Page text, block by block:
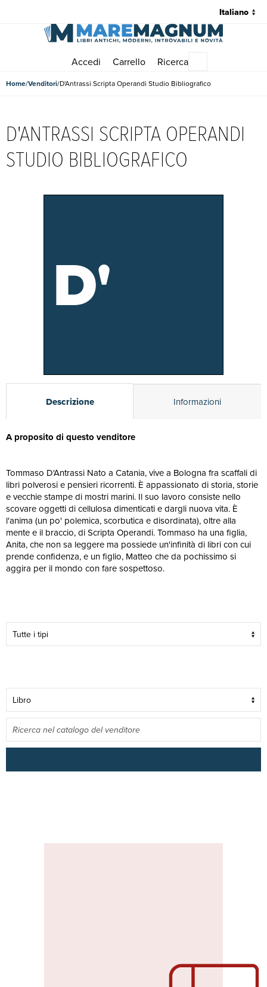
Accedi Carrello Ricerca
Home Venditori D'Antrassi Scripta Operandi Studio Bibliografico
D'ANTRASSI SCRIPTA OPERANDI
STUDIO BIBLIOGRAFICO
D'
Descrizione Informazioni
A proposito di questo venditore
Tommaso D'Antrassi Nato a Catania, vive a Bologna fra scaffali di
libri polverosi e pensieri ricorrenti. È appassionato di storia, storie
e vecchie stampe di mostri marini. Il suo lavoro consiste nello
scovare oggetti di cellulosa dimenticati e dargli nuova vita. È
l'anima (un po' polemica, scorbutica e disordinata), oltre alla
mente e il braccio, di Scripta Operandi. Tommaso ha una figlia,
Anita, che non sa leggere ma possiede un'infinità di libri con cui
prende confidenza, e un figlio, Matteo che da pochissimo si
aggira per il mondo con fare sospettoso.